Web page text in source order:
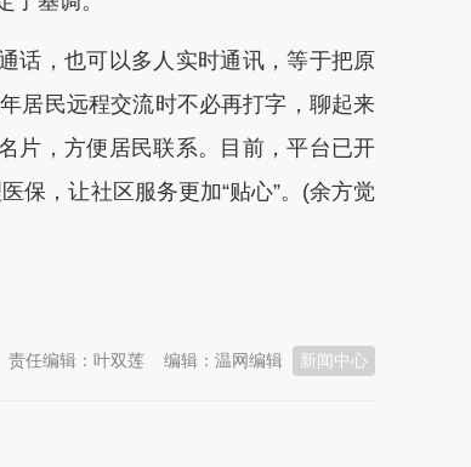
，也可以多人实时通讯，等于把原
居民远程交流时不必再打字，聊起来
片，方便居民联系。目前，平台已开
保，让社区服务更加“贴心”。(余方觉
新闻中心
编辑：温网编辑
责任编辑：叶双莲